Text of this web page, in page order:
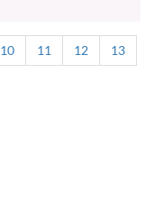
10 11 12 13